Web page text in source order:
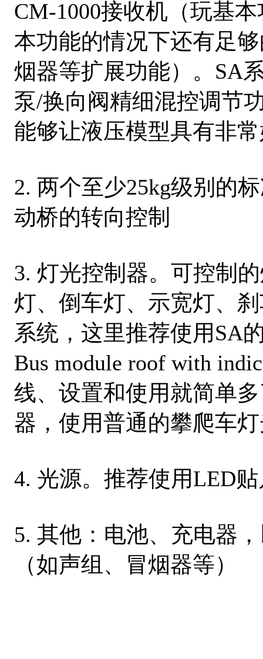
CM-1000接收机（玩基
本功能的情况下还有足
烟器等扩展功能）。SA
泵/换向阀精细混控调节
能够让液压模型具有非
2. 两个至少25kg级别的
动桥的转向控制
3. 灯光控制器。可控制
灯、倒车灯、示宽灯、
系统，这里推荐使用SA
Bus module roof with
线、设置和使用就简单
器，使用普通的攀爬车
4. 光源。推荐使用LED
5. 其他：电池、充电器
（如声组、冒烟器等）